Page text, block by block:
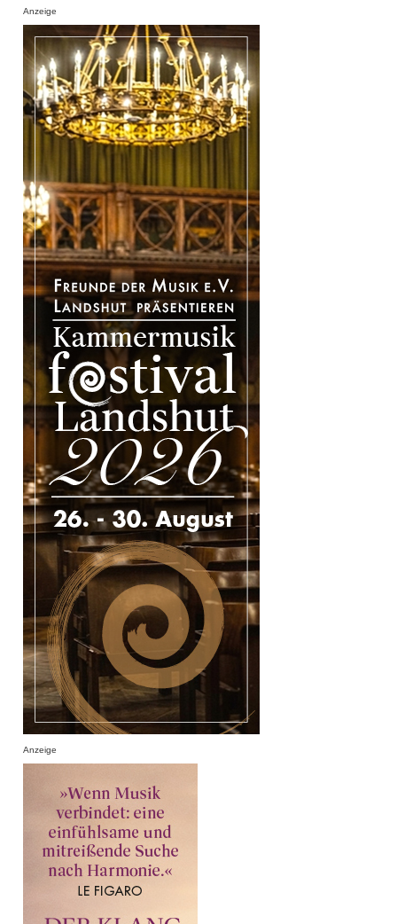
Anzeige
Anzeige